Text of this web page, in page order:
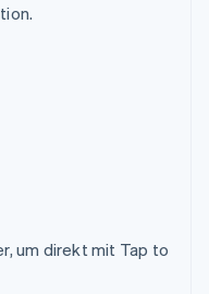
um direkt mit Tap to